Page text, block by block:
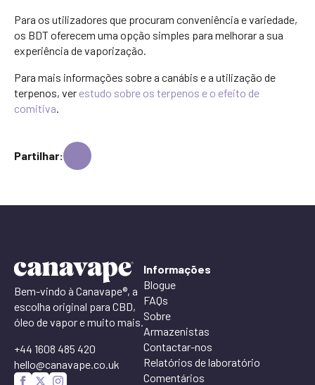
Para os utilizadores que procuram conveniência e variedade,
os BDT oferecem uma opção simples para melhorar a sua
experiência de vaporização.
Para mais informações sobre a canábis e a utilização de
terpenos, ver estudo sobre os terpenos e o efeito de
comitiva.
Partilhar:
Bem-vindo à Canavape®, a
escolha original para CBD,
óleo de vapor e muito mais.
+44 1608 485 420
hello@canavape.co.uk
Informações
Blogue
FAQs
Sobre
Armazenistas
Contactar-nos
Relatórios de laboratório
Comentários